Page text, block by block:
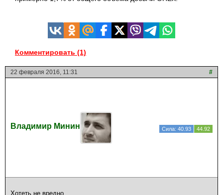
Комментировать (1)
22 февраля 2016, 11:31 #
Владимир Минин Сила: 40.93 44.92
Хотеть не вредно